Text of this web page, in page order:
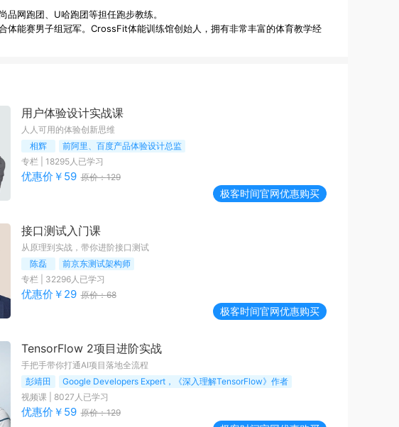
网跑团、U哈跑团等担任跑步教练。
能赛男子组冠军。CrossFit体能训练馆创始人，拥有非常丰富的体育教学经
用户体验设计实战课
人人可用的体验创新思维
相辉
前阿里、百度产品体验设计总监
专栏
18295人已学习
优惠价￥ 59 原价：129
极客时间官网优惠购买
接口测试入门课
从原理到实战，带你进阶接口测试
陈磊
前京东测试架构师
专栏
32296人已学习
优惠价￥ 29 原价：68
极客时间官网优惠购买
TensorFlow 2项目进阶实战
手把手带你打通AI项目落地全流程
彭靖田
Google Developers Expert，《深入理解TensorFlow》作者
视频课| 8027 人已学习
优惠价￥ 59 原价：129